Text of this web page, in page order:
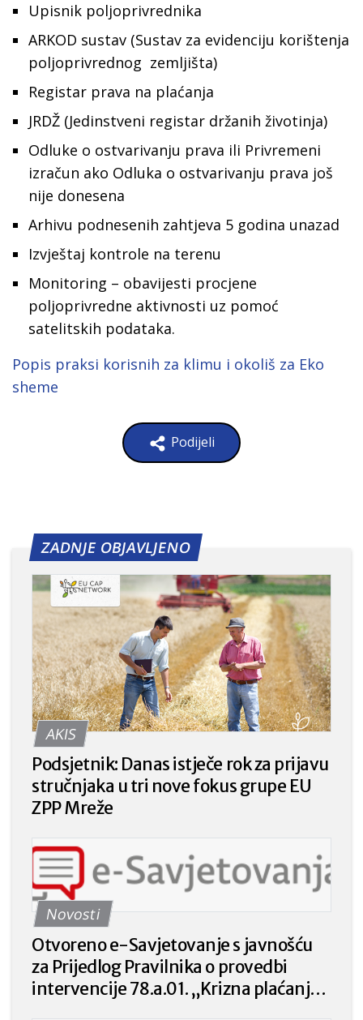
Upisnik poljoprivrednika
ARKOD sustav (Sustav za evidenciju korištenja
poljoprivrednog zemljišta)
Registar prava na plaćanja
JRDŽ (Jedinstveni registar držanih životinja)
Odluke o ostvarivanju prava ili Privremeni
izračun ako Odluka o ostvarivanju prava još
nije donesena
Arhivu podnesenih zahtjeva 5 godina unazad
Izvještaj kontrole na terenu
Monitoring – obavijesti procjene
poljoprivredne aktivnosti uz pomoć
satelitskih podataka.
Popis praksi korisnih za klimu i okoliš za Eko
sheme
Podijeli
ZADNJE OBJAVLJENO
AKIS
Podsjetnik: Danas istječe rok za prijavu
stručnjaka u tri nove fokus grupe EU
ZPP Mreže
Novosti
Otvoreno e-Savjetovanje s javnošću
za Prijedlog Pravilnika o provedbi
intervencije 78.a.01. „Krizna plaćanja